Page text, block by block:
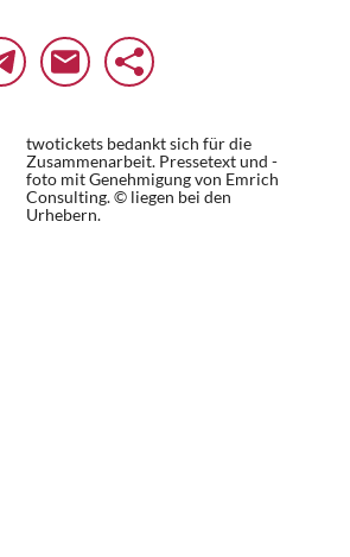
twotickets bedankt sich für die
Zusammenarbeit. Pressetext und -
foto mit Genehmigung von Emrich
Consulting. © liegen bei den
Urhebern.